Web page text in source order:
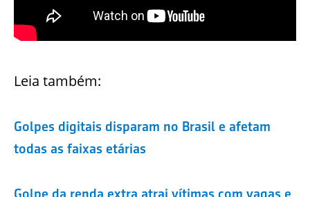
Leia também:
Golpes digitais disparam no Brasil e afetam
todas as faixas etárias
Golpe da renda extra atrai vítimas com vagas e